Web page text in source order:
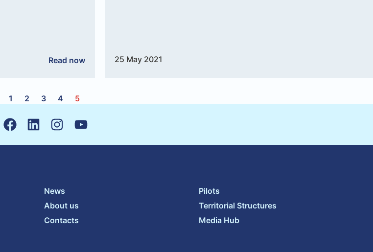
Read now 25 May 2021
1 2 3 4 5
News
About us
Contacts
Pilots
Territorial Structures
Media Hub